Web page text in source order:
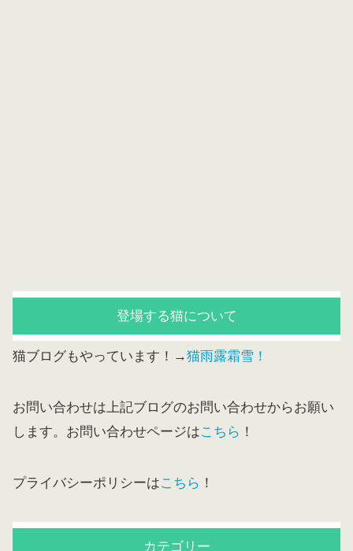
登場する猫について
猫ブログもやっています！→猫雨露霜雪！
お問い合わせは上記ブログのお問い合わせからお願い
します。お問い合わせページはこちら ！
プライバシーポリシーはこちら ！
カテゴリー